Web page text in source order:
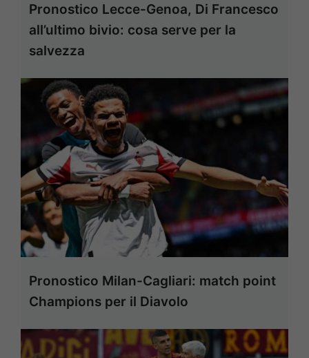
Pronostico Lecce-Genoa, Di Francesco
all’ultimo bivio: cosa serve per la
salvezza
Pronostico Milan-Cagliari: match point
Champions per il Diavolo